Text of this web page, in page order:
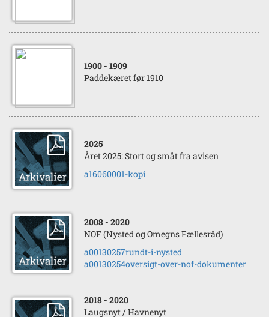
1900 - 1909
Paddekæret før 1910
2025
Året 2025: Stort og småt fra avisen
a16060001-kopi
2008 - 2020
NOF (Nysted og Omegns Fællesråd)
a00130257rundt-i-nysted
a00130254oversigt-over-nof-dokumenter
2018 - 2020
Laugsnyt / Havnenyt